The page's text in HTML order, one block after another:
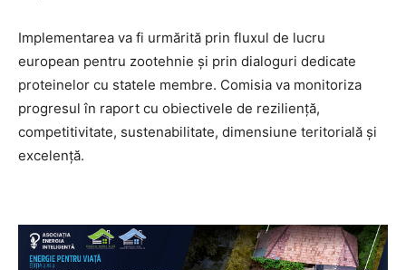
Implementarea va fi urmărită prin fluxul de lucru
european pentru zootehnie și prin dialoguri dedicate
proteinelor cu statele membre. Comisia va monitoriza
progresul în raport cu obiectivele de reziliență,
competitivitate, sustenabilitate, dimensiune teritorială și
excelență.